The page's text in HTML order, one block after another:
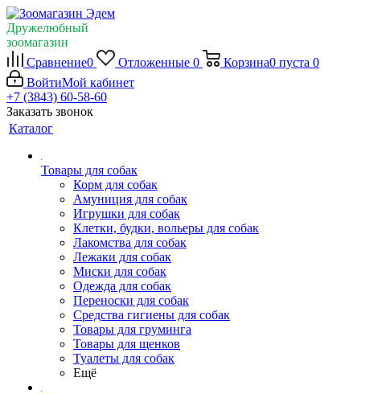
Дружелюбный
зоомагазин
Сравнение0 Отложенные 0 Корзина0 пуста 0
ВойтиМой кабинет
+7 (3843) 60-58-60
Заказать звонок
Каталог
Товары для собак
Корм для собак
Амуниция для собак
Игрушки для собак
Клетки, будки, вольеры для собак
Лакомства для собак
Лежаки для собак
Миски для собак
Одежда для собак
Переноски для собак
Средства гигиены для собак
Товары для груминга
Товары для щенков
Туалеты для собак
Ещё